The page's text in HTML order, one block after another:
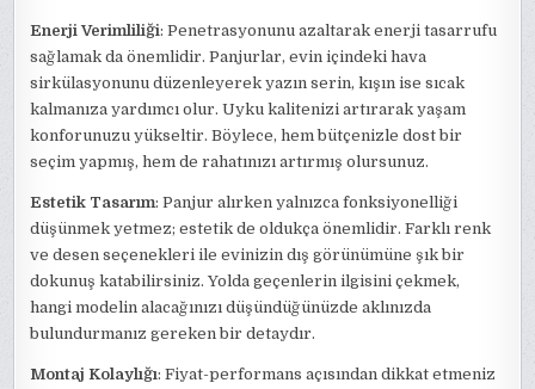
Enerji Verimliliği: Penetrasyonunu azaltarak enerji tasarrufu
sağlamak da önemlidir. Panjurlar, evin içindeki hava
sirkülasyonunu düzenleyerek yazın serin, kışın ise sıcak
kalmanıza yardımcı olur. Uyku kalitenizi artırarak yaşam
konforunuzu yükseltir. Böylece, hem bütçenizle dost bir
seçim yapmış, hem de rahatınızı artırmış olursunuz.
Estetik Tasarım: Panjur alırken yalnızca fonksiyonelliği
düşünmek yetmez; estetik de oldukça önemlidir. Farklı renk
ve desen seçenekleri ile evinizin dış görünümüne şık bir
dokunuş katabilirsiniz. Yolda geçenlerin ilgisini çekmek,
hangi modelin alacağınızı düşündüğünüzde aklınızda
bulundurmanız gereken bir detaydır.
Montaj Kolaylığı: Fiyat-performans açısından dikkat etmeniz